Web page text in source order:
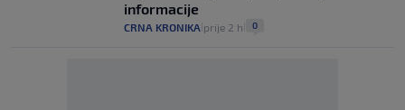
informacije
CRNA KRONIKA prije 2 h 0